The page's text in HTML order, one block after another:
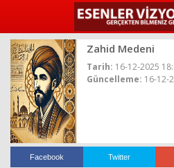
Zahid Medeni
Tarih: 16-12-2025
Güncelleme: 16-12-
Facebook Twitter